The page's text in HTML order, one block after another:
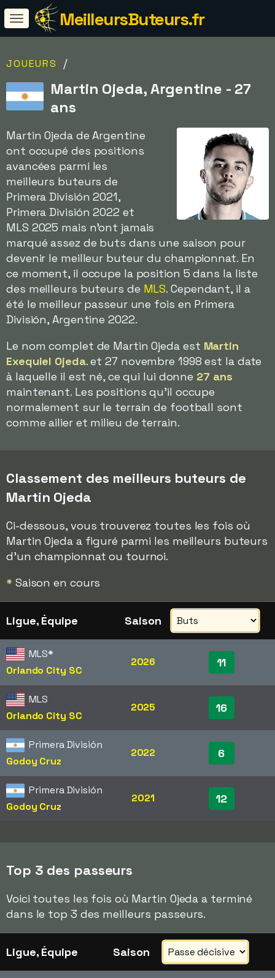
MeilleursButeurs.fr
JOUEURS /
Martin Ojeda, Argentine - 27
ans
Martin Ojeda de Argentine
ont occupé des positions
avancées parmi les
meilleurs buteurs de
Primera División 2021,
Primera División 2022 et
MLS 2025 mais n'ont jamais
marqué assez de buts dans une saison pour
devenir le meilleur buteur du championnat. En
ce moment, il occupe la position 5 dans la liste
des meilleurs buteurs de MLS. Cependant, il a
été le meilleur passeur une fois en Primera
División, Argentine 2022.
Le nom complet de Martin Ojeda est Martin
Exequiel Ojeda. et 27 novembre 1998 est la date
à laquelle il est né, ce qui lui donne 27 ans
maintenant. Les positions qu'il occupe
normalement sur le terrain de football sont
comme ailier et milieu de terrain.
Classement des meilleurs buteurs de
Martin Ojeda
Ci-dessous, vous trouverez toutes les fois où
Martin Ojeda a figuré parmi les meilleurs buteurs
d'un championnat ou tournoi.
* Saison en cours
Ligue, Équipe Saison
MLS*
Orlando City SC
2026 11
MLS
Orlando City SC
2025 16
Primera División
Godoy Cruz
2022 6
Primera División
Godoy Cruz
2021 12
Top 3 des passeurs
Voici toutes les fois où Martin Ojeda a terminé
dans le top 3 des meilleurs passeurs.
Ligue, Équipe Saison